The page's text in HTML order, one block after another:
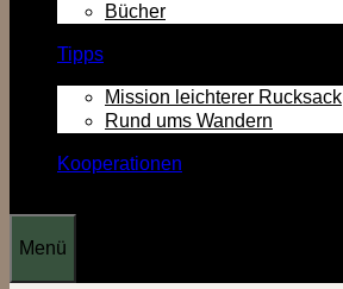
Bücher
Tipps
Mission leichterer Rucksack
Rund ums Wandern
Kooperationen
Menü